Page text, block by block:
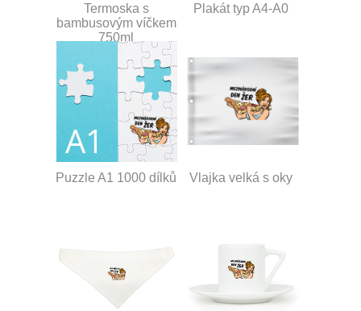
Termoska s
bambusovým víčkem
750ml
Plakát typ A4-A0
Puzzle A1 1000 dílků Vlajka velká s oky